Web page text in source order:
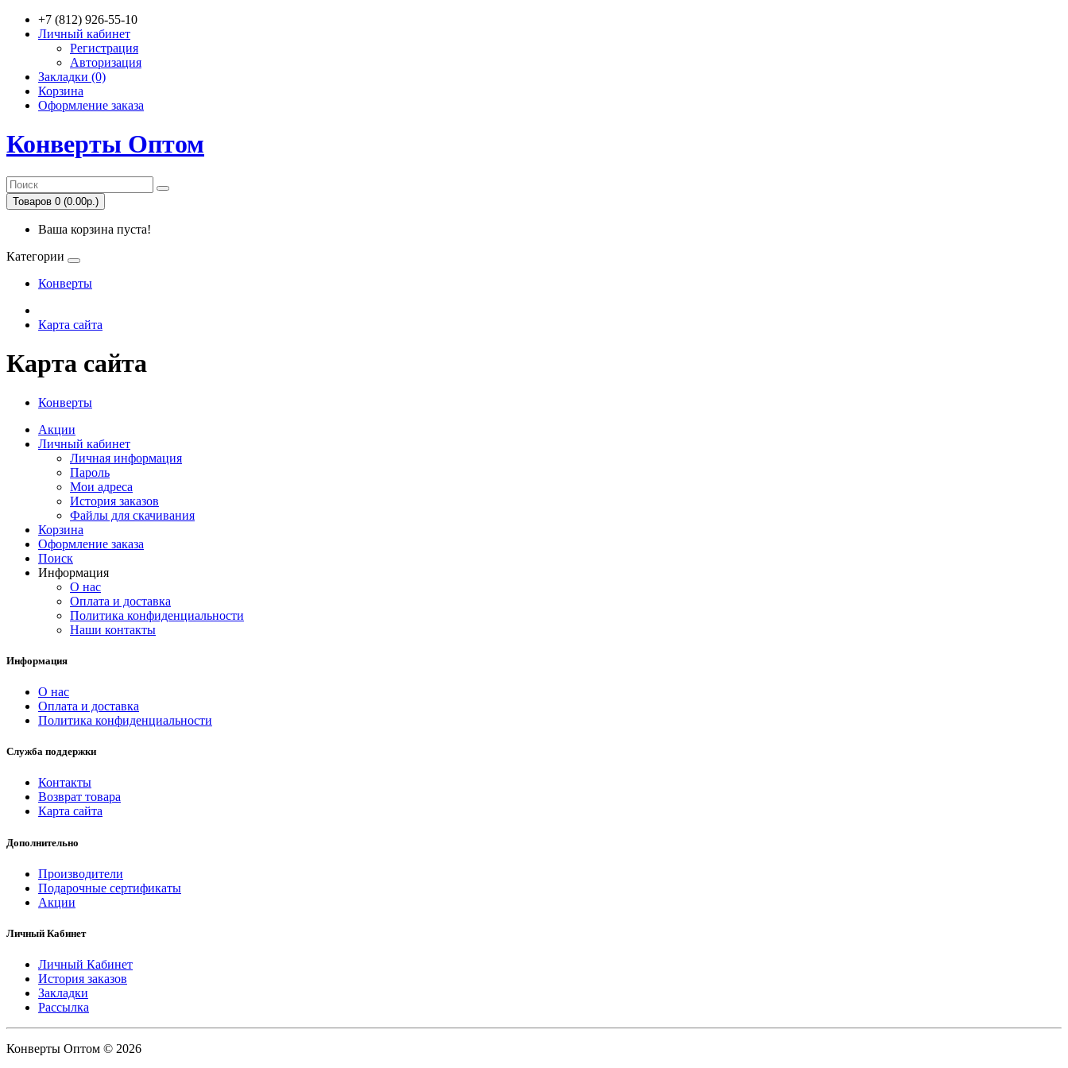
+7 (812) 926-55-10
Личный кабинет
Регистрация
Авторизация
Закладки (0)
Корзина
Оформление заказа
Конверты Оптом
Товаров 0 (0.00р.)
Ваша корзина пуста!
Категории
Конверты
Карта сайта
Карта сайта
Конверты
Акции
Личный кабинет
Личная информация
Пароль
Мои адреса
История заказов
Файлы для скачивания
Корзина
Оформление заказа
Поиск
Информация
О нас
Оплата и доставка
Политика конфиденциальности
Наши контакты
Информация
О нас
Оплата и доставка
Политика конфиденциальности
Служба поддержки
Контакты
Возврат товара
Карта сайта
Дополнительно
Производители
Подарочные сертификаты
Акции
Личный Кабинет
Личный Кабинет
История заказов
Закладки
Рассылка
Конверты Оптом © 2026